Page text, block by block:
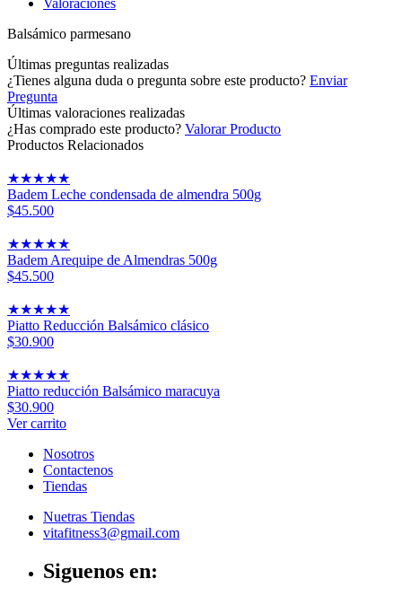
Valoraciones
Balsámico parmesano
Últimas preguntas realizadas
¿Tienes alguna duda o pregunta sobre este producto? Enviar
Pregunta
Últimas valoraciones realizadas
¿Has comprado este producto? Valorar Producto
Productos Relacionados
★★★★★
Badem Leche condensada de almendra 500g
$45.500
★★★★★
Badem Arequipe de Almendras 500g
$45.500
★★★★★
Piatto Reducción Balsámico clásico
$30.900
★★★★★
Piatto reducción Balsámico maracuya
$30.900
Ver carrito
Nosotros
Contactenos
Tiendas
Nuetras Tiendas
vitafitness3@gmail.com
Siguenos en: